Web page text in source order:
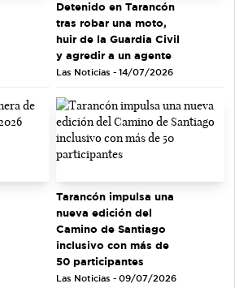
Detenido en Tarancón
tras robar una moto,
huir de la Guardia Civil
y agredir a un agente
Las Noticias - 14/07/2026
Tarancón impulsa una
nueva edición del
Camino de Santiago
inclusivo con más de
50 participantes
Las Noticias - 09/07/2026